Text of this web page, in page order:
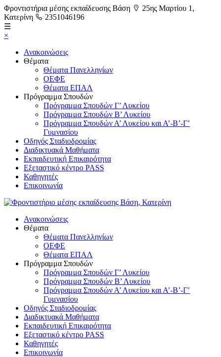
Φροντιστήρια μέσης εκπαίδευσης Βάση
25ης Μαρτίου 1,
Κατερίνη
2351046196
☰
×
Ανακοινώσεις
Θέματα
Θέματα Πανελληνίων
ΟΕΦΕ
Θέματα ΕΠΑΛ
Πρόγραμμα Σπουδών
Πρόγραμμα Σπουδών Γ’ Λυκείου
Πρόγραμμα Σπουδών Β’ Λυκείου
Πρόγραμμα Σπουδών Α’ Λυκείου και Α’-Β’-Γ’
Γυμνασίου
Οδηγός Σταδιοδρομίας
Διαδικτυακά Μαθήματα
Εκπαιδευτική Επικαιρότητα
Εξεταστικό κέντρο PASS
Καθηγητές
Επικοινωνία
Ανακοινώσεις
Θέματα
Θέματα Πανελληνίων
ΟΕΦΕ
Θέματα ΕΠΑΛ
Πρόγραμμα Σπουδών
Πρόγραμμα Σπουδών Γ’ Λυκείου
Πρόγραμμα Σπουδών Β’ Λυκείου
Πρόγραμμα Σπουδών Α’ Λυκείου και Α’-Β’-Γ’
Γυμνασίου
Οδηγός Σταδιοδρομίας
Διαδικτυακά Μαθήματα
Εκπαιδευτική Επικαιρότητα
Εξεταστικό κέντρο PASS
Καθηγητές
Επικοινωνία